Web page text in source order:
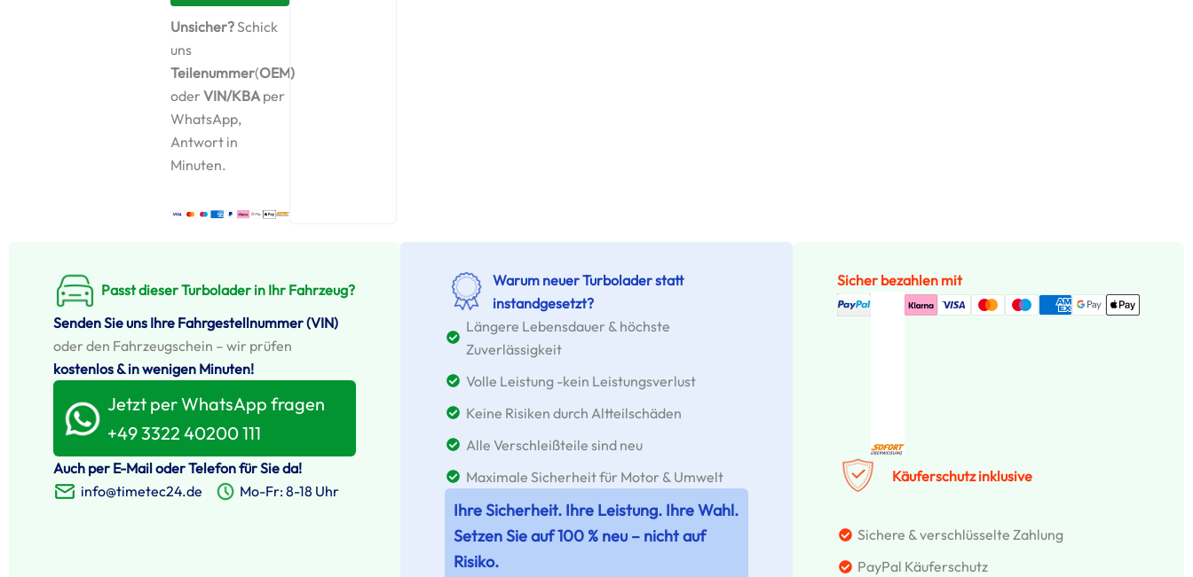
Unsicher?Schick
uns
Teilenummer(OEM)
oderVIN/KBA per
WhatsApp,
Antwort in
Minuten.
Passt dieser Turbolader in Ihr Fahrzeug?
Senden Sie uns Ihre Fahrgestellnummer (VIN)
oder den Fahrzeugschein – wir prüfen
kostenlos & in wenigen Minuten!
Jetzt per WhatsApp fragen
+49 3322 40200 111
Auch per E-Mail oder Telefon für Sie da!
info@timetec24.de
Mo-Fr: 8-18 Uhr
Warum neuer Turbolader statt
instandgesetzt?
Längere Lebensdauer & höchste
Zuverlässigkeit
Volle Leistung -kein Leistungsverlust
Keine Risiken durch Altteilschäden
Alle Verschleißteile sind neu
Maximale Sicherheit für Motor & Umwelt
Ihre Sicherheit. Ihre Leistung. Ihre Wahl.
Setzen Sie auf 100 % neu – nicht auf
Risiko.
Sicher bezahlen mit
Käuferschutz inklusive
Sichere & verschlüsselte Zahlung
PayPal Käuferschutz